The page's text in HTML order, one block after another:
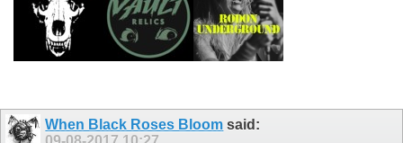
When Black Roses Bloom said: